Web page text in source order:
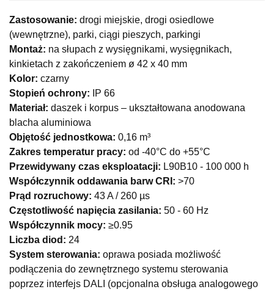
Zastosowanie: drogi miejskie, drogi osiedlowe
(wewnętrzne), parki, ciągi pieszych, parkingi
Montaż: na słupach z wysięgnikami, wysięgnikach,
kinkietach z zakończeniem ø 42 x 40 mm
Kolor: czarny
Stopień ochrony: IP 66
Materiał: daszek i korpus – ukształtowana anodowana
blacha aluminiowa
Objętość jednostkowa: 0,16 m³
Zakres temperatur pracy: od -40°C do +55°C
Przewidywany czas eksploatacji: L90B10 - 100 000 h
Współczynnik oddawania barw CRI: >70
Prąd rozruchowy: 43 A / 260 µs
Częstotliwość napięcia zasilania: 50 - 60 Hz
Współczynnik mocy: ≥0.95
Liczba diod: 24
System sterowania: oprawa posiada możliwość
podłączenia do zewnętrznego systemu sterowania
poprzez interfejs DALI (opcjonalna obsługa analogowego